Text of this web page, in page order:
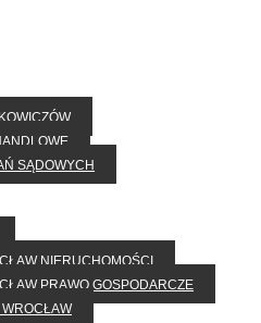
SĄDOWYCH
NIERUCHOMOŚCI
PRAWO GOSPODARCZE